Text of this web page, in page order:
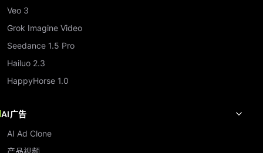
Veo 3
Grok Imagine Video
Seedance 1.5 Pro
Hailuo 2.3
HappyHorse 1.0
AI广告
AI Ad Clone